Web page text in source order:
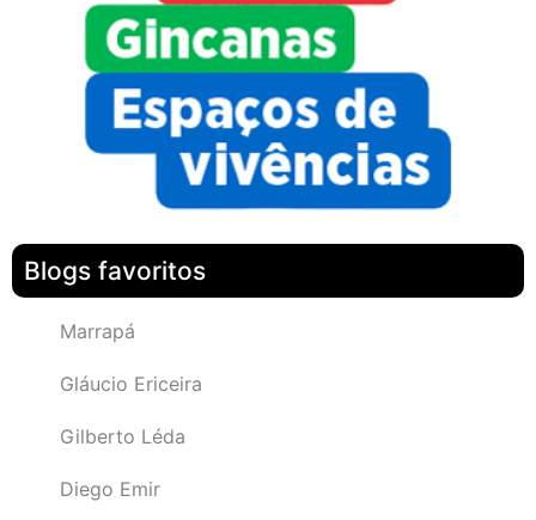
Blogs favoritos
Marrapá
Gláucio Ericeira
Gilberto Léda
Diego Emir